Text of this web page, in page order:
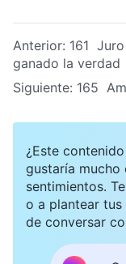
Anterior: 161
ganado la verdad
Siguiente: 165
¿Este
gustaría mucho
sentimientos.
o a plantear tus
de conversar